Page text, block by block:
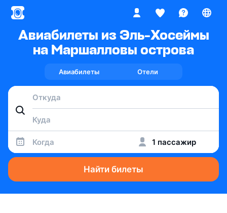
Авиабилеты из Эль-Хосеймы
на Маршалловы острова
Авиабилеты Отели
Когда 1 пассажир
Найти билеты